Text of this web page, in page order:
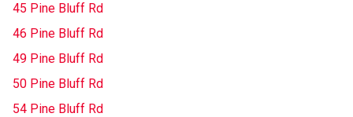
45 Pine Bluff Rd
46 Pine Bluff Rd
49 Pine Bluff Rd
50 Pine Bluff Rd
54 Pine Bluff Rd